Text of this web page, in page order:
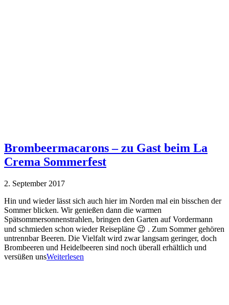
Brombeermacarons – zu Gast beim La
Crema Sommerfest
2. September 2017
Hin und wieder lässt sich auch hier im Norden mal ein bisschen der
Sommer blicken. Wir genießen dann die warmen
Spätsommersonnenstrahlen, bringen den Garten auf Vordermann
und schmieden schon wieder Reisepläne 😉 . Zum Sommer gehören
untrennbar Beeren. Die Vielfalt wird zwar langsam geringer, doch
Brombeeren und Heidelbeeren sind noch überall erhältlich und
versüßen unsWeiterlesen